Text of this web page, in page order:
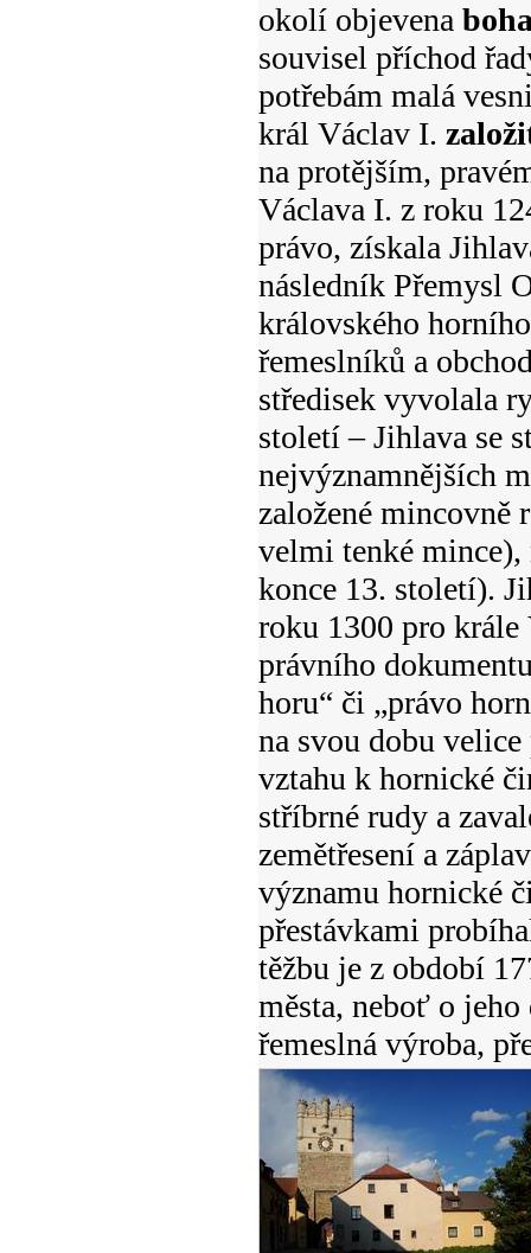
okolí objevena
souvisel příchod
potřebám malá
král Václav I.
na protějším,
Václava I. z roku
právo, získala
následník Přemysl
královského
řemeslníků a
středisek vyvolala
století – Jihlava se
nejvýznamnějších
založené mincovně
velmi tenké mince),
konce 13. století).
roku 1300 pro
právního
horu“ či „právo
na svou dobu
vztahu k hornické
stříbrné rudy a
zemětřesení a
významu hornické
přestávkami
těžbu je z období
města, neboť o
řemeslná výroba,